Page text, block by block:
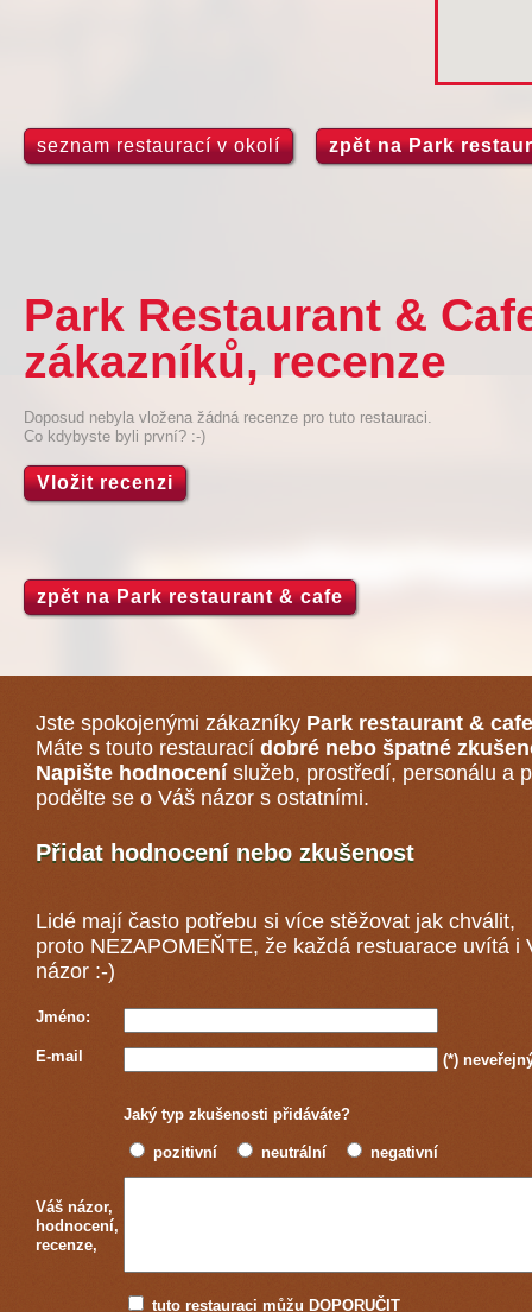
seznam restaurací v okolí zpět na Park
Park Restaurant &
zákazníků, recenze
Doposud nebyla vložena žádná recenze pro tuto restauraci.
Co kdybyste byli první? :-)
Vložit recenzi
zpět na Park restaurant & cafe
Jste spokojenými zákazníky Park restaurant & cafe
Máte s touto restaurací dobré nebo špatné
Napište hodnocení služeb, prostředí, personálu a
podělte se o Váš názor s ostatními.
Přidat hodnocení nebo zkušenost
Lidé mají často potřebu si více stěžovat jak chválit,
proto NEZAPOMEŇTE, že každá restuarace uvítá i
názor :-)
Jméno:
E-mail (*)
Jaký typ zkušenosti přidáváte?
pozitivní neutrální negativní
Váš názor,
hodnocení,
recenze,
tuto restauraci můžu DOPORUČIT